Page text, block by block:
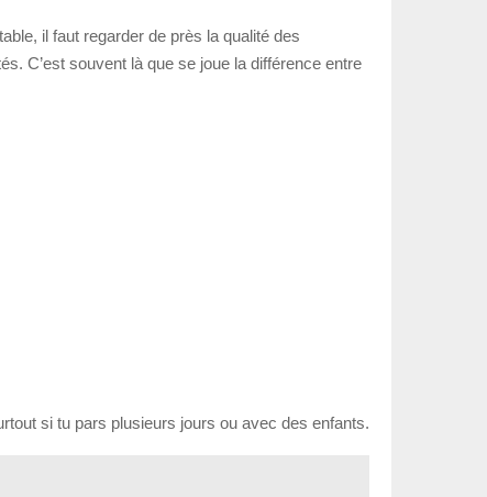
il faut regarder de près la qualité des
C’est souvent là que se joue la différence entre
si tu pars plusieurs jours ou avec des enfants.